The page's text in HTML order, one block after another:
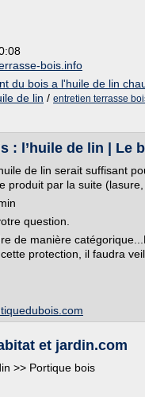
bois.info
du bois a l'huile de lin
de lin / entretien terrasse
: l’huile de lin | Le
de lin serait suffisant
produit par la suite
question.
de manière
protection, il faudra
et jardin.com
>> Portique bois